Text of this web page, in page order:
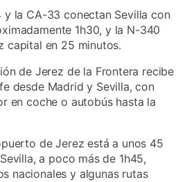
y la CA-33 conectan Sevilla con
1h30, y la N-340
capital en 25 minutos.
de Jerez de la Frontera recibe
desde Madrid y Sevilla, con
en coche o autobús hasta la
de Jerez está a unos 45
a poco más de 1h45,
nacionales y algunas rutas